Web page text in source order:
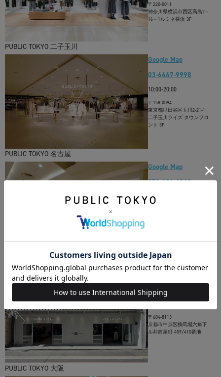
〒220-0011
神奈川県横浜市西区高島2－
16－1ルミネ横浜 3F
PUBLIC TOKYO 二子玉川
Google Map
03-6447-9998
10:00-20:00
〒158-0094
東京都世田谷区玉川2-21-1
二子玉川ライズ タウンフロ
ント 3F
PUBLIC TOKYO 名古屋
Google Map
052-684-4848
10:00-20:00
PUBLIC TOKYO 京都
075-708-5669
12:00-20:00
〒604-8113
京都市中京区柳馬場六角下
ル井筒屋町 409/410番地
PUBLIC TOKYO 大阪